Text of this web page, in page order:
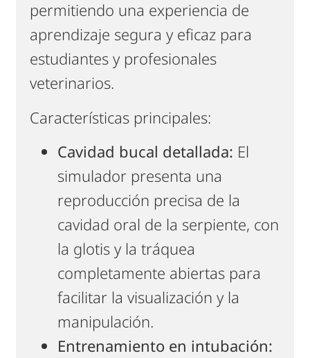
permitiendo una experiencia de
aprendizaje segura y eficaz para
estudiantes y profesionales
veterinarios.
Características principales:
Cavidad bucal detallada: El
simulador presenta una
reproducción precisa de la
cavidad oral de la serpiente, con
la glotis y la tráquea
completamente abiertas para
facilitar la visualización y la
manipulación.
Entrenamiento en intubación: